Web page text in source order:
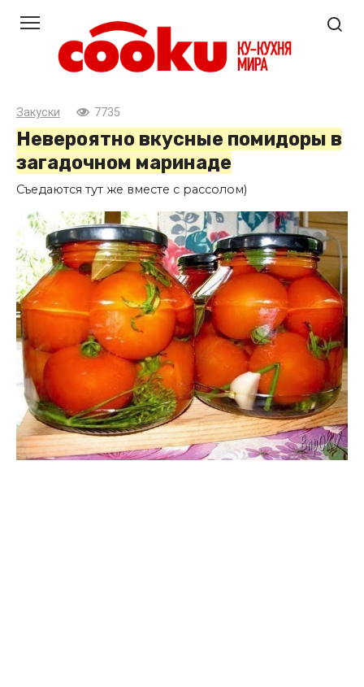
контенту
Закуски 7735
Невероятно вкусные помидоры в
загадочном маринаде
Съедаются тут же вместе с рассолом)